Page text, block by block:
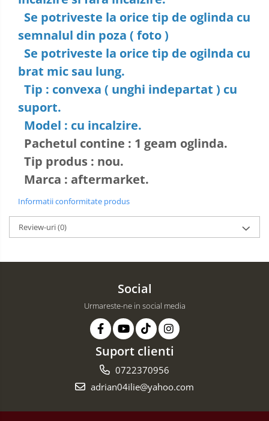
Se potriveste la orice tip de oglinda cu
semnalul din poza ( foto )
Se potriveste la orice tip de ogilnda cu
brat mic sau lung.
Tip : convexa ( unghi indepartat ) cu
suport.
Model : cu incalzire.
Pachetul contine : 1 geam oglinda.
Tip produs : nou.
Marca : aftermarket.
Informatii conformitate produs
Review-uri(0)
Social
Urmareste-ne in social media
Suport clienti
0722370956
adrian04ilie@yahoo.com